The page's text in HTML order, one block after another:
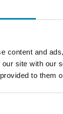
content and
site with our
to them